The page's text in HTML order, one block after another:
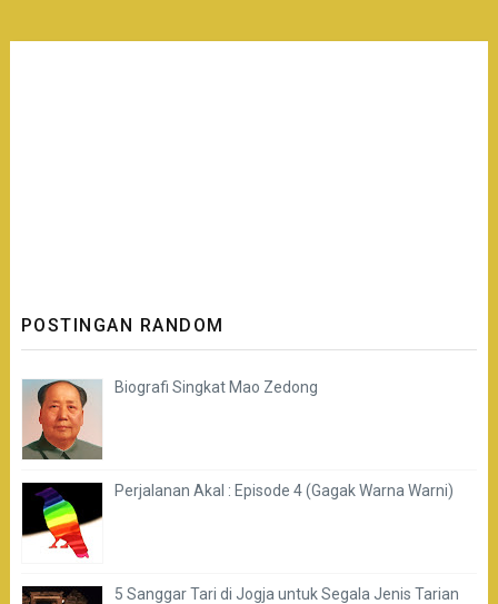
POSTINGAN RANDOM
Biografi Singkat Mao Zedong
Perjalanan Akal : Episode 4 (Gagak Warna Warni)
5 Sanggar Tari di Jogja untuk Segala Jenis Tarian